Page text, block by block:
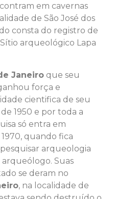
em cavernas
de São José dos
consta do registro de
arqueológico Lapa
Janeiro que seu
força e
cientifica de seu
1950 e por toda a
só entra em
quando fica
arqueologia
arqueólogo. Suas
se deram no
, na localidade de